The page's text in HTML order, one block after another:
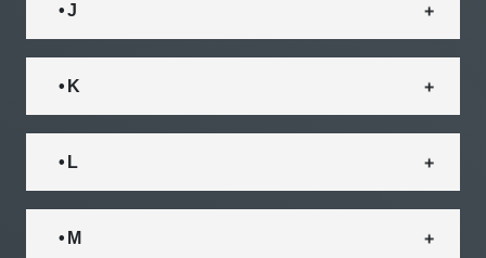
• J
• K
• L
• M